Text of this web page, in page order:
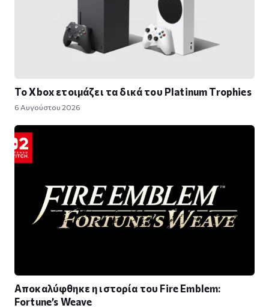
Το Xbox ετοιμάζει τα δικά του Platinum Trophies
6 Αυγούστου 2026
Αποκαλύφθηκε η ιστορία του Fire Emblem:
Fortune’s Weave